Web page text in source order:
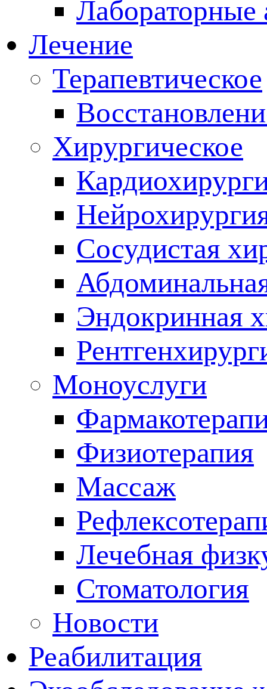
Лабораторные
Лечение
Терапевтическое
Хирургическое
Сосудистая
Эндокринная
Моноуслуги
Физиотерапия
Массаж
Лечебная
Стоматология
Новости
Реабилитация